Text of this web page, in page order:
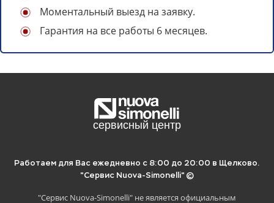
Моментальный выезд на заявку.
Гарантия на все работы 6 месяцев.
Отложите статью на потом, если
нет времени читать.
Работаем для Вас ежедневно с 8:00 до 20:00 в Щелково.
"Сервис Nuova-Simonelli" ©
"Сервис Nuova-Simonelli" не является официальным